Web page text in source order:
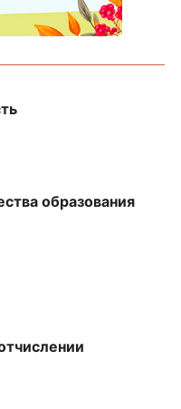
образования